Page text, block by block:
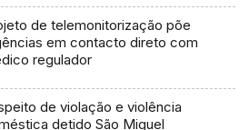
de telemonitorização põe
em contacto direto com
regulador
de violação e violência
detido São Miguel